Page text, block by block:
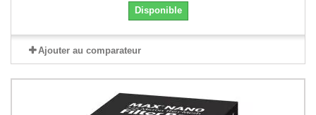
Disponible
Ajouter au comparateur